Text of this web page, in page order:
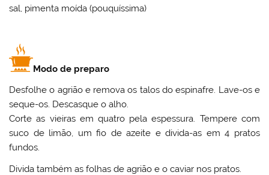
sal, pimenta moída (pouquíssima)
Modo de preparo
Desfolhe o agrião e remova os talos do espinafre. Lave-os e
seque-os. Descasque o alho.
Corte as vieiras em quatro pela espessura. Tempere com
suco de limão, um fio de azeite e divida-as em 4 pratos
fundos.
Divida também as folhas de agrião e o caviar nos pratos.